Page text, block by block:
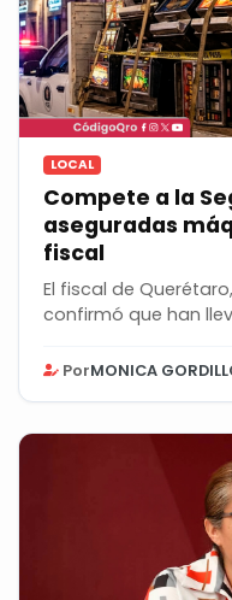
LOCAL
Compete a la
aseguradas
fiscal
El fiscal de
confirmó que han
PorMONICA